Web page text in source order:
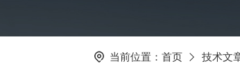
当前位置： 首页 技术文